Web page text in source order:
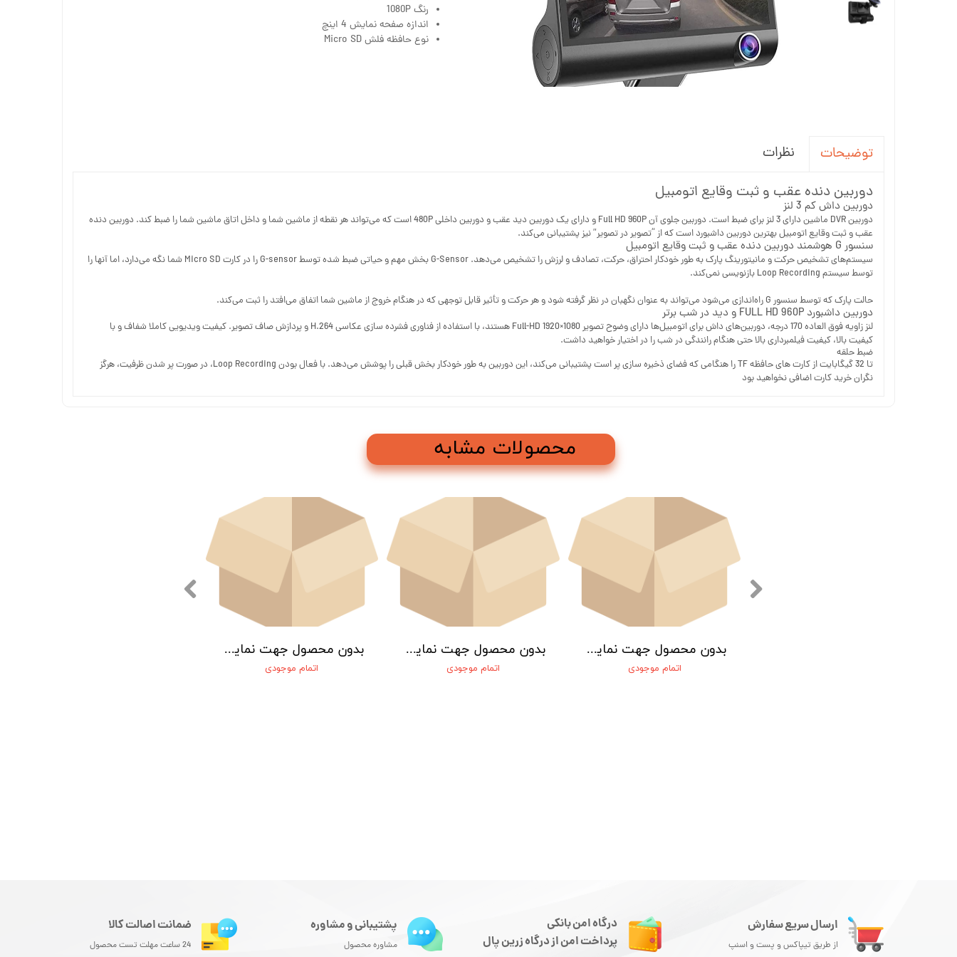
رنگ 1080P
اندازه صفحه نمایش 4 اینچ
نوع حافظه فلش Micro SD
توضیحات
نظرات
دوربین دنده عقب و ثبت وقایع اتومبیل
دوربین داش کم 3 لنز
دوربین DVR ماشین دارای 3 لنز برای ضبط است. دوربین جلوی آن Full HD 960P و دارای یک دوربین دید عقب و دوربین داخلی 480P است که می‌تواند هر نقطه از ماشین شما و داخل اتاق ماشین شما را ضبط کند. دوربین دنده
عقب و ثبت وقایع اتومبیل بهترین دوربین داشبورد است که از “تصویر در تصویر” نیز پشتیبانی می‌کند.
سنسور G هوشمند دوربین دنده عقب و ثبت وقایع اتومبیل
سیستم‌های تشخیص حرکت و مانیتورینگ پارک به طور خودکار احتراق، حرکت، تصادف و لرزش را تشخیص می‌دهد. G-Sensor بخش مهم و حیاتی ضبط شده توسط G-sensor را در کارت Micro SD شما نگه می‌دارد، اما آنها را
توسط سیستم Loop Recording بازنویسی نمی‌کند.
حالت پارک که توسط سنسور G راه‌اندازی می‌شود می‌تواند به عنوان نگهبان در نظر گرفته شود و هر حرکت و تأثیر قابل توجهی که در هنگام خروج از ماشین شما اتفاق می‌افتد را ثبت می‌کند.
دوربین داشبورد FULL HD 960P و دید در شب برتر
لنز زاویه فوق العاده 170 درجه، دوربین‌های داش برای اتومبیل‌ها دارای وضوح تصویر Full-HD 1920×1080 هستند، با استفاده از فناوری فشرده سازی عکاسی H.264 و پردازش صاف تصویر. کیفیت ویدیویی کاملا شفاف و با
کیفیت بالا، کیفیت فیلمبرداری بالا حتی هنگام رانندگی در شب را در اختیار خواهید داشت.
ضبط حلقه
تا 32 گیگابایت از کارت های حافظه TF را هنگامی که فضای ذخیره سازی پر است پشتیبانی می‌کند، این دوربین به طور خودکار بخش قبلی را پوشش می‌دهد. با فعال بودن Loop Recording، در صورت پر شدن ظرفیت، هرگز
نگران خرید کارت اضافی نخواهید بود
بدون محصول جهت نمایش
اتمام موجودی
بدون محصول جهت نمایش
اتمام موجودی
بدون محصول جهت نمایش
اتمام موجودی
محصولات مشابه
ارسال سریع سفارش
از طریق تیپاکس و پست و اسنپ
درگاه امن بانکی
پرداخت امن از درگاه زرین پال
پشتیبانی و مشاوره
مشاوره محصول
ضمانت اصالت کالا
24 ساعت مهلت تست محصول